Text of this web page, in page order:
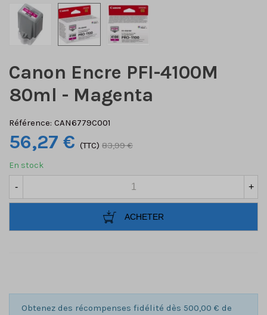
Canon Encre PFI-4100M
80ml - Magenta
Référence: CAN6779C001
56,27 € (TTC) 83,99 €
En stock
- +
ACHETER
Obtenez des récompenses fidélité dès 500,00 € de